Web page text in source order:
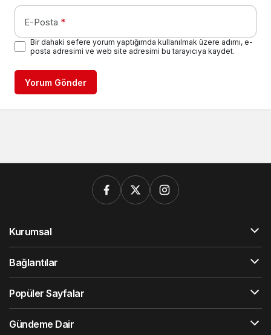
E-Posta *
Bir dahaki sefere yorum yaptığımda kullanılmak üzere adımı, e-
posta adresimi ve web site adresimi bu tarayıcıya kaydet.
Yorum Gönder
Kurumsal
Bağlantılar
Popüler Sayfalar
Gündeme Dair